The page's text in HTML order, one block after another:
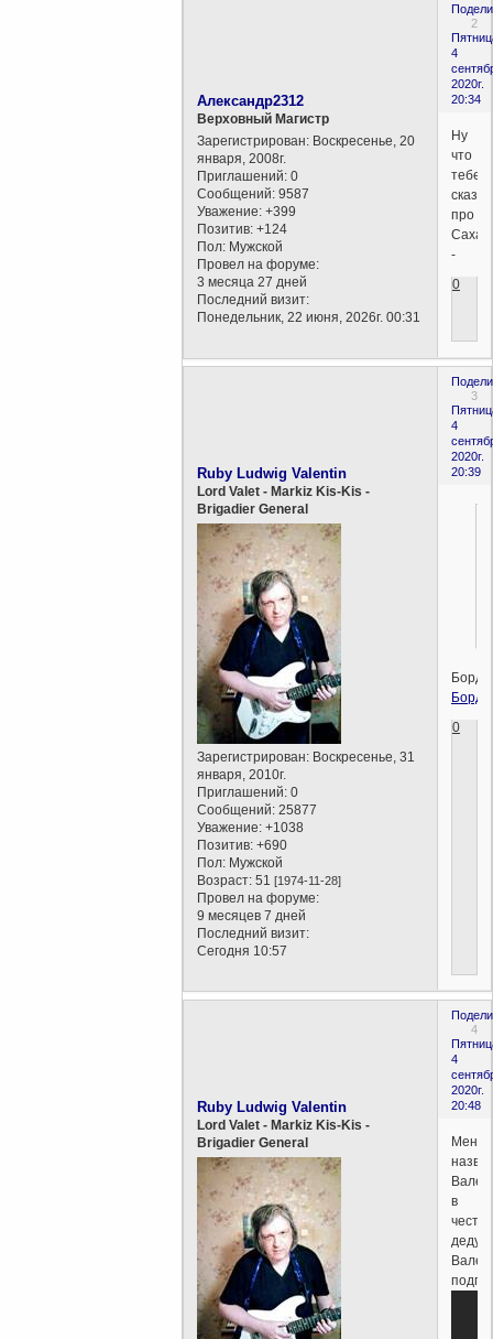
2
4
2020г.
20:34
Александр2312
Верховный Магистр
Зарегистрирован: Воскресенье, 20
января, 2008г.
Приглашений: 0
Сообщений: 9587
Уважение: +399
Позитив: +124
Пол: Мужской
Провел на форуме:
3 месяца 27 дней
Последний визит:
Понедельник, 22 июня, 2026г. 00:31
Ну
что
тебе
про
-
0
3
4
2020г.
20:39
Ruby Ludwig Valentin
Lord Valet - Markiz Kis-Kis -
Brigadier General
Зарегистрирован: Воскресенье, 31
января, 2010г.
Приглашений: 0
Сообщений: 25877
Уважение: +1038
Позитив: +690
Пол: Мужской
Возраст: 51[1974-11-28]
Провел на форуме:
9 месяцев 7 дней
Последний визит:
Сегодня 10:57
Бордо!
Бордо
0
4
4
2020г.
20:48
Ruby Ludwig Valentin
Lord Valet - Markiz Kis-Kis -
Brigadier General
Меня
в
честь